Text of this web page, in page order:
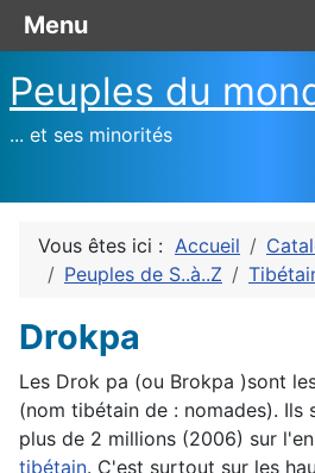
Peuples du
... et ses minorités
Vous êtes ici : Accueil
Peuples de S..à..Z
Drokpa
Les Drok pa (ou Brokpa )sont
(nom tibétain de : nomades). Ils
plus de 2 millions (2006) sur
tibétain. C'est surtout sur les
Menu